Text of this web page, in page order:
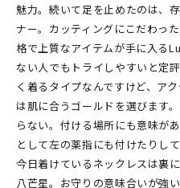
魅力。続いて足を止めたのは、
ナー。カッティングにこだわっ
格で上質なアイテムが手に入る
ない人でもトライしやすいと定
く着るタイプなんですけど、ア
は肌に合うゴールドを選びます
らない。付ける場所にも意味が
として左の薬指にも付けたりし
今日着けているネックレスは裏
八芒星。お守りの意味合いが強い